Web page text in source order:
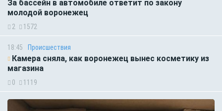
За бассейн в автомобиле ответит по закону
молодой воронежец
2 1572
18:45 Происшествия
Камера сняла, как воронежец вынес косметику из
магазина
0 1119